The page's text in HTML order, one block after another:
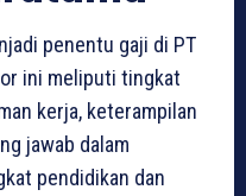
penentu gaji di PT
ini meliputi tingkat
kerja, keterampilan
jawab dalam
pendidikan dan